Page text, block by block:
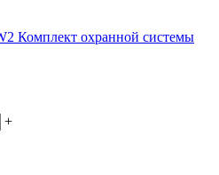
Комплект охранной системы
+